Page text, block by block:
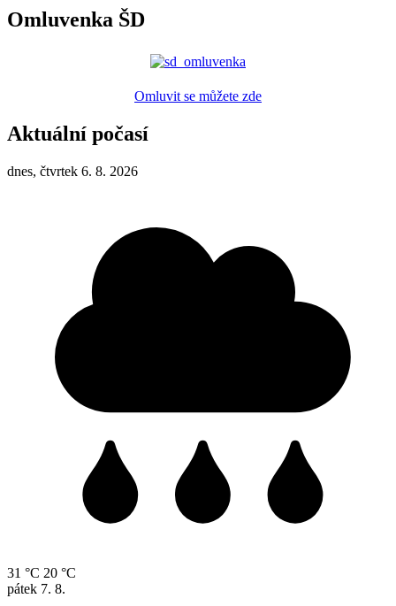
Omluvenka ŠD
Omluvit se můžete zde
Aktuální počasí
dnes, čtvrtek 6. 8. 2026
31 °C 20 °C
pátek 7. 8.